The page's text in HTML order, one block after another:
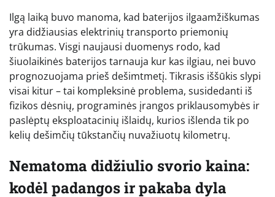
Ilgą laiką buvo manoma, kad baterijos ilgaamžiškumas
yra didžiausias elektrinių transporto priemonių
trūkumas. Visgi naujausi duomenys rodo, kad
šiuolaikinės baterijos tarnauja kur kas ilgiau, nei buvo
prognozuojama prieš dešimtmetį. Tikrasis iššūkis slypi
visai kitur – tai kompleksinė problema, susidedanti iš
fizikos dėsnių, programinės įrangos priklausomybės ir
paslėptų eksploatacinių išlaidų, kurios išlenda tik po
kelių dešimčių tūkstančių nuvažiuotų kilometrų.
Nematoma didžiulio svorio kaina:
kodėl padangos ir pakaba dyla